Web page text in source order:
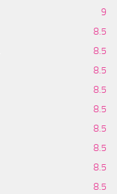
9
8.5
8.5
8.5
8.5
8.5
8.5
8.5
8.5
8.5